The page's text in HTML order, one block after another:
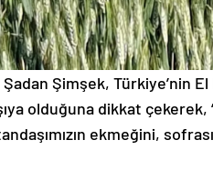
Şimşek, Türkiye’nin
olduğuna dikkat
ekmeğini,